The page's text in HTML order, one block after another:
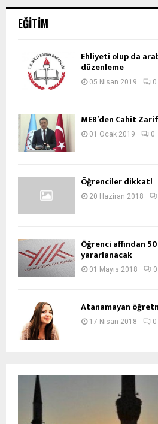
EĞITIM
Ehliyeti olup da
düzenleme
05 Nisan 2019 0
MEB’den Cahit
01 Ocak 2019 0
Öğrenciler dikkat!
20 Haziran 2018
Öğrenci affından
yararlanacak
01 Mayıs 2018 0
Atanamayan
17 Nisan 2018 0